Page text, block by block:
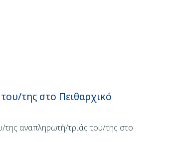
της στο Πειθαρχικό
της αναπληρωτή/τριάς του/της στο